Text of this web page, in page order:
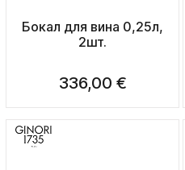
Бокал для вина 0,25л,
2шт.
336,00 €